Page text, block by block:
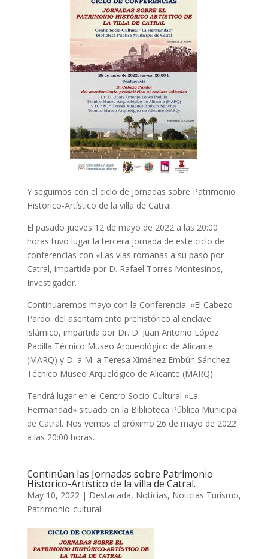
Y seguimos con el ciclo de Jornadas sobre Patrimonio
Historico-Artístico de la villa de Catral.
El pasado jueves 12 de mayo de 2022 a las 20:00
horas tuvo lugar la tercera jornada de este ciclo de
conferencias con «Las vías romanas a su paso por
Catral, impartida por D. Rafael Torres Montesinos,
Investigador.
Continuaremos mayo con la Conferencia: «El Cabezo
Pardo: del asentamiento prehistórico al enclave
islámico, impartida por Dr. D. Juan Antonio López
Padilla Técnico Museo Arqueológico de Alicante
(MARQ) y D. a M. a Teresa Ximénez Embún Sánchez
Técnico Museo Arquelógico de Alicante (MARQ)
Tendrá lugar en el Centro Socio-Cultural «La
Hermandad» situado en la Biblioteca Pública Municipal
de Catral. Nos vemos el próximo 26 de mayo de 2022
a las 20:00 horas.
Continúan las Jornadas sobre Patrimonio
Historico-Artístico de la villa de Catral.
May 10, 2022| Destacada, Noticias, Noticias Turismo,
Patrimonio-cultural